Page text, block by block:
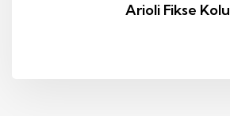
Arioli Fikse Kolu